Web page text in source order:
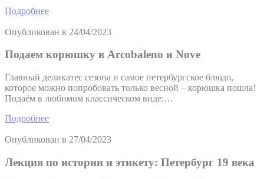
Подробнее
Опубликован в 24/04/2023
Подаем корюшку в Arcobaleno и Nove
Главный деликатес сезона и самое петербургское блюдо,
которое можно попробовать только весной – корюшка пошла!
Подаём в любимом классическом виде:…
Подробнее
Опубликован в 27/04/2023
Лекция по истории и этикету: Петербург 19 века